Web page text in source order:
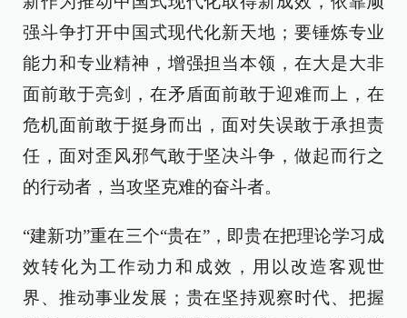
强斗争打开中国式现代化新天地；要锤炼专业
能力和专业精神，增强担当本领，在大是大非
面前敢于亮剑，在矛盾面前敢于迎难而上，在
危机面前敢于挺身而出，面对失误敢于承担责
任，面对歪风邪气敢于坚决斗争，做起而行之
的行动者，当攻坚克难的奋斗者。
“建新功”重在三个“贵在”，即贵在把理论学习成
效转化为工作动力和成效，用以改造客观世
界、推动事业发展；贵在坚持观察时代、把握